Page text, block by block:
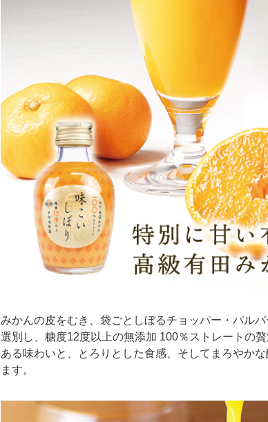
みかんの皮をむき、袋ごとしぼるチョッパー・パル
選別し、糖度12度以上の無添加 100％ストレートの
ある味わいと、とろりとした食感、そしてまろやか
ます。